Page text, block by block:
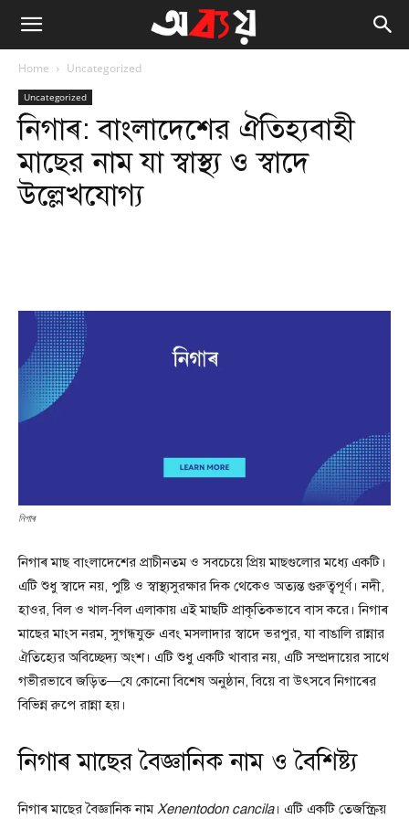
Home Uncategorized
Uncategorized
নিগাৰ: বাংলাদেশের ঐতিহ্যবাহী
মাছের নাম যা স্বাস্থ্য ও স্বাদে
উল্লেখযোগ্য
নিগাৰ
নিগাৰ মাছ বাংলাদেশের প্রাচীনতম ও সবচেয়ে প্রিয় মাছগুলোর মধ্যে একটি।
এটি শুধু স্বাদে নয়, পুষ্টি ও স্বাস্থ্যসুরক্ষার দিক থেকেও অত্যন্ত গুরুত্বপূর্ণ। নদী,
হাওর, বিল ও খাল-বিল এলাকায় এই মাছটি প্রাকৃতিকভাবে বাস করে। নিগাৰ
মাছের মাংস নরম, সুগন্ধযুক্ত এবং মসলাদার স্বাদে ভরপুর, যা বাঙালি রান্নার
ঐতিহ্যের অবিচ্ছেদ্য অংশ। এটি শুধু একটি খাবার নয়, এটি সম্প্রদায়ের সাথে
গভীরভাবে জড়িত—যে কোনো বিশেষ অনুষ্ঠান, বিয়ে বা উৎসবে নিগাৰের
বিভিন্ন রুপে রান্না হয়।
নিগাৰ মাছের বৈজ্ঞানিক নাম ও বৈশিষ্ট্য
নিগাৰ মাছের বৈজ্ঞানিক নামXenentodon cancila। এটি একটি তেজস্ক্রিয়